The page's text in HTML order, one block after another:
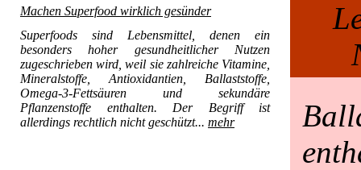
Machen Superfood wirklich gesünder
Superfoods sind Lebensmittel, denen ein
besonders hoher gesundheitlicher Nutzen
zugeschrieben wird, weil sie zahlreiche Vitamine,
Mineralstoffe, Antioxidantien, Ballaststoffe,
Omega-3-Fettsäuren und sekundäre
Pflanzenstoffe enthalten. Der Begriff ist
allerdings rechtlich nicht geschützt... mehr